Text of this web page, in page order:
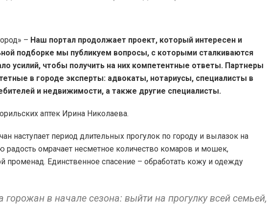
– Наш портал продолжает проект, который интересен и
подборке мы публикуем вопросы, с которыми сталкиваются
усилий, чтобы получить на них компетентные ответы. Партнеры
в городе эксперты: адвокаты, нотариусы, специалисты в
и недвижимости, а также другие специалисты.
аптек Ирина Николаева.
наступает период длительных прогулок по городу и вылазок на
радость омрачает несметное количество комаров и мошек,
променад. Единственное спасение – обработать кожу и одежду
горожан в начале сезона: выйти на прогулку всей семьей,